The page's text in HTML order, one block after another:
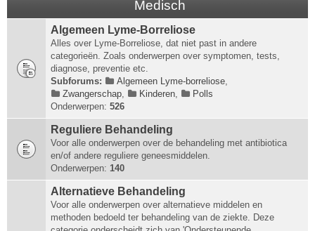
Medisch
Algemeen Lyme-Borreliose
Alles over Lyme-Borreliose, dat niet past in andere
categorieën. Zoals onderwerpen over symptomen, tests,
diagnose, preventie etc.
Subforums:
Algemeen Lyme-borreliose,
Zwangerschap, Kinderen,
Polls
Onderwerpen: 526
Reguliere Behandeling
Voor alle onderwerpen over de behandeling met antibiotica
en/of andere reguliere geneesmiddelen.
Onderwerpen: 140
Alternatieve Behandeling
Voor alle onderwerpen over alternatieve middelen en
methoden bedoeld ter behandeling van de ziekte. Deze